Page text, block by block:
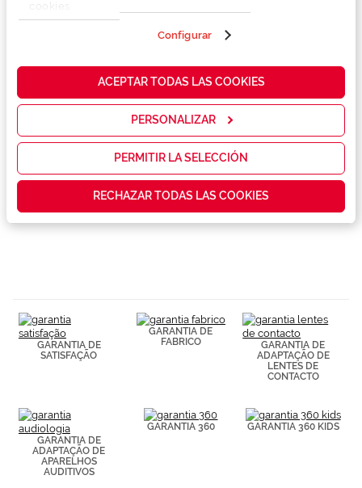
propias y de
cómo mejorar
servicios y
las
que realmente
contenidos
personalizados
(por ejemplo,
de páginas
visitadas).
Política de
Cookies.
Configurar
ACEPTAR TODAS LAS COOKIES
PERSONALIZAR
PERMITIR LA SELECCIÓN
RECHAZAR TODAS LAS COOKIES
Conselhos
Garantias e serviços exclusivos
GARANTIA DE
SATISFAÇÃO
GARANTIA DE
FABRICO
GARANTIA DE
ADAPTAÇÃO DE
LENTES DE
CONTACTO
GARANTIA DE
ADAPTAÇÃO DE
APARELHOS
AUDITIVOS
GARANTIA 360 GARANTIA 360 KIDS